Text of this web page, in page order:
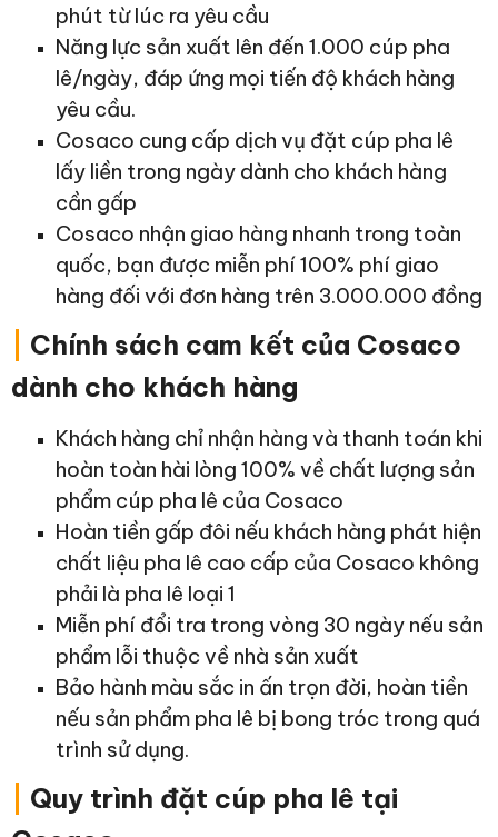
phút từ lúc ra yêu cầu
Năng lực sản xuất lên đến 1.000 cúp pha
lê/ngày, đáp ứng mọi tiến độ khách hàng
yêu cầu.
Cosaco cung cấp dịch vụ đặt cúp pha lê
lấy liền trong ngày dành cho khách hàng
cần gấp
Cosaco nhận giao hàng nhanh trong toàn
quốc, bạn được miễn phí 100% phí giao
hàng đối với đơn hàng trên 3.000.000 đồng
Chính sách cam kết của Cosaco
dành cho khách hàng
Khách hàng chỉ nhận hàng và thanh toán khi
hoàn toàn hài lòng 100% về chất lượng sản
phẩm cúp pha lê của Cosaco
Hoàn tiền gấp đôi nếu khách hàng phát hiện
chất liệu pha lê cao cấp của Cosaco không
phải là pha lê loại 1
Miễn phí đổi tra trong vòng 30 ngày nếu sản
phẩm lỗi thuộc về nhà sản xuất
Bảo hành màu sắc in ấn trọn đời, hoàn tiền
nếu sản phẩm pha lê bị bong tróc trong quá
trình sử dụng.
Quy trình đặt cúp pha lê tại